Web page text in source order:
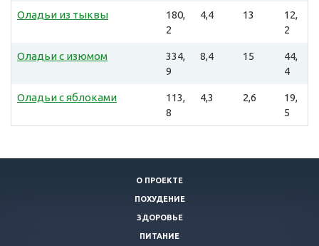
Оладьи из тыквы
180,
2
4,4 13
12,
2
Оладьи с изюмом
334,
9
8,4 15
44,
4
Оладьи с яблоками
113,
8
4,3 2,6
19,
5
О ПРОЕКТЕ
ПОХУДЕНИЕ
ЗДОРОВЬЕ
ПИТАНИЕ